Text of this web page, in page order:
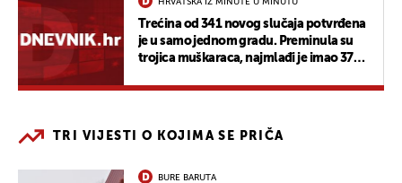
Trećina od 341 novog slučaja potvrđena
je u samo jednom gradu. Preminula su
trojica muškaraca, najmlađi je imao 37
TRI VIJESTI O KOJIMA SE PRIČA
BURE BARUTA